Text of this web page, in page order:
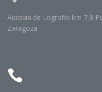
Autovia de Logroño km 7,8
Zaragoza